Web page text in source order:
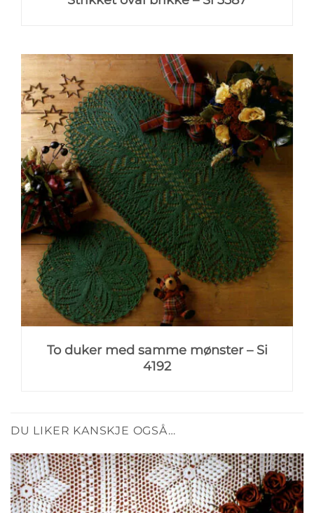
To duker med samme mønster – Si
4192
DU LIKER KANSKJE OGSÅ…